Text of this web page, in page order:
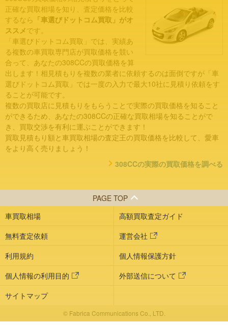
正確な買取相場を知り、査定価格を比較
するなら 「車選びドットコム買取」がオ
ススメです。
「車選びドットコム買取」では、実績あ
る複数の車買取専門店が買取価格を競い
合って、あなたの308CCの買取価格を算
出します！相見積もりを複数の業者に依頼するのは面倒ですが「車
選びドットコム買取」では一度の入力で最大10社に見積り依頼をす
ることが可能です。
複数の買取店に見積もりをもらうことで実際の買取価格を知ること
ができるため、あなたの308CCの正確な買取相場を知ることがで
き、買取交渉を有利に運ぶことができます！
買取見積もり額と車買取相場の査定王の買取価格を比較して、愛車
をより高く売りましょう！
308CCの実際の買取価格を調べる
PAGE TOP
車買取相場
高額買取査定ガイド
無料査定依頼
運営会社
利用規約
個人情報保護方針
個人情報の利用目的
外部送信について
サイトマップ
© Fabrica Communications Co., LTD.